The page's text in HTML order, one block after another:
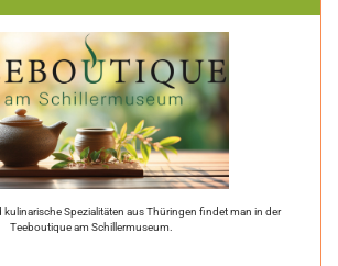
kulinarische Spezialitäten aus Thüringen findet man in der
Teeboutique am Schillermuseum.